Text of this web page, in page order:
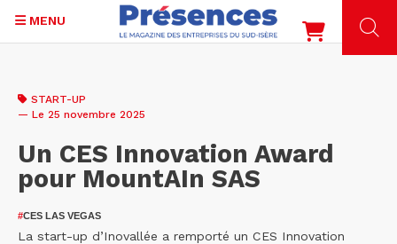
contenu
MENU
START-UP
— Le 25 novembre 2025
Un CES Innovation Award
pour MountAIn SAS
#CES LAS VEGAS
La start-up d’Inovallée a remporté un CES Innovation